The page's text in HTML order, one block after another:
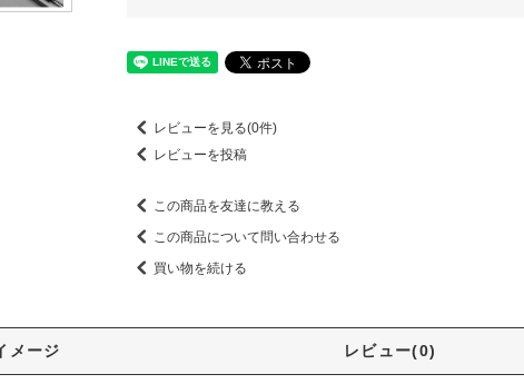
レビューを見る(0件)
レビューを投稿
この商品を友達に教える
この商品について問い合わせる
買い物を続ける
メージ レビュー(0)